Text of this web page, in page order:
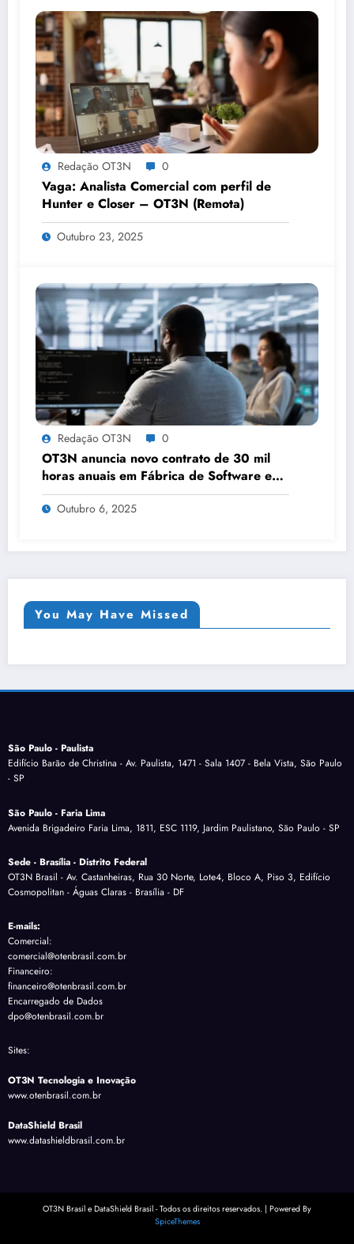
Redação OT3N 0
Vaga: Analista Comercial com perfil de
Hunter e Closer – OT3N (Remota)
Outubro 23, 2025
Redação OT3N 0
OT3N anuncia novo contrato de 30 mil
horas anuais em Fábrica de Software e
quadruplica seu volume de projetos em
apenas 18 meses de operação
Outubro 6, 2025
You May Have Missed
São Paulo - Paulista
Edifício Barão de Christina - Av. Paulista, 1471 - Sala 1407 - Bela Vista, São Paulo
- SP
São Paulo - Faria Lima
Avenida Brigadeiro Faria Lima, 1811, ESC 1119, Jardim Paulistano, São Paulo - SP
Sede - Brasília - Distrito Federal
OT3N Brasil - Av. Castanheiras, Rua 30 Norte, Lote4, Bloco A, Piso 3, Edifício
Cosmopolitan - Águas Claras - Brasília - DF
E-mails:
Comercial:
comercial@otenbrasil.com.br
Financeiro:
financeiro@otenbrasil.com.br
Encarregado de Dados
dpo@otenbrasil.com.br
Sites:
OT3N Tecnologia e Inovação
www.otenbrasil.com.br
DataShield Brasil
www.datashieldbrasil.com.br
OT3N Brasil e DataShield Brasil - Todos os direitos reservados. | Powered By
SpiceThemes